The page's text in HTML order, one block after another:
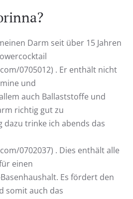
Darm seit über 15 Jahren
0705012) . Er enthält nicht
und
auch Ballaststoffe und
richtig gut zu
dazu trinke ich abends das
0702037) . Dies enthält alle
einen
Es fördert den
somit auch das